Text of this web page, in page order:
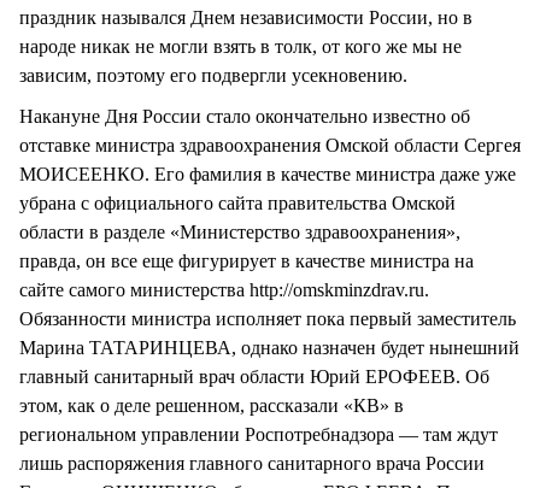
праздник назывался Днем независимости России, но в
народе никак не могли взять в толк, от кого же мы не
зависим, поэтому его подвергли усекновению.
Накануне Дня России стало окончательно известно об
отставке министра здравоохранения Омской области Сергея
МОИСЕЕНКО. Его фамилия в качестве министра даже уже
убрана с официального сайта правительства Омской
области в разделе «Министерство здравоохранения»,
правда, он все еще фигурирует в качестве министра на
сайте самого министерства http://omskminzdrav.ru.
Обязанности министра исполняет пока первый заместитель
Марина ТАТАРИНЦЕВА, однако назначен будет нынешний
главный санитарный врач области Юрий ЕРОФЕЕВ. Об
этом, как о деле решенном, рассказали «КВ» в
региональном управлении Роспотребнадзора — там ждут
лишь распоряжения главного санитарного врача России